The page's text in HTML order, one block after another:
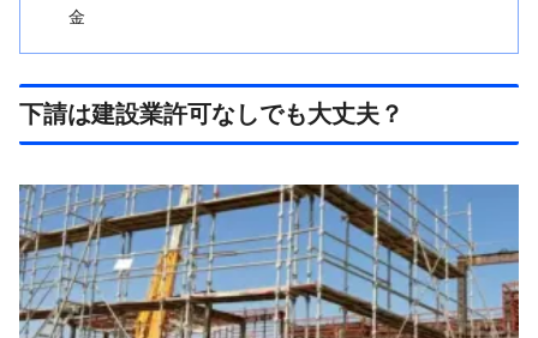
金
下請は建設業許可なしでも大丈夫？